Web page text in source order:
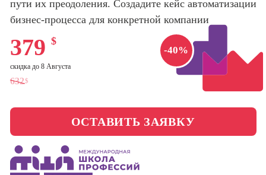
Школа актерского
мастерства
Школа бизнеса и
управления
Школа рисования
Профессия
маркетингу в
социальных
сетях (SMM-
менеджер)
Специалист по
таргетингу
пути их преодоления. Создадите кейс автоматизации
бизнес-процесса для конкретной компании
-40%
632$
379 $
скидка до 8 Августа
ОСТАВИТЬ ЗАЯВКУ